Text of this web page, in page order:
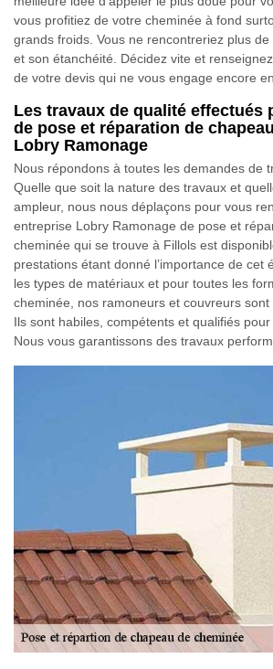
vous profitiez de votre cheminée à fond
grands froids. Vous ne rencontreriez plus
et son étanchéité. Décidez vite et
de votre devis qui ne vous engage encore
Les travaux de qualité effectués
de pose et réparation de
Lobry Ramonage
Nous répondons à toutes les demandes de
Quelle que soit la nature des travaux et
ampleur, nous nous déplaçons pour vous
entreprise Lobry Ramonage de pose et
cheminée qui se trouve à Fillols est
prestations étant donné l’importance de cet
les types de matériaux et pour toutes les
cheminée, nos ramoneurs et couvreurs
Ils sont habiles, compétents et qualifiés
Nous vous garantissons des travaux